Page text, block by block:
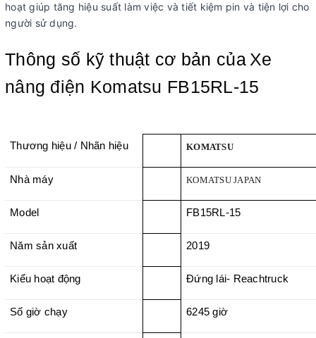
hoạt giúp tăng hiệu suất làm việc và tiết kiệm pin và tiện lợi cho
người sử dụng.
Thông số kỹ thuật cơ bản của Xe
nâng điện Komatsu FB15RL-15
Thương hiệu / Nhãn hiệu KOMATSU
Nhà máy KOMATSU JAPAN
Model FB15RL-15
Năm sản xuất 2019
Kiểu hoạt động Đứng lái- Reachtruck
Số giờ chạy 6245 giờ